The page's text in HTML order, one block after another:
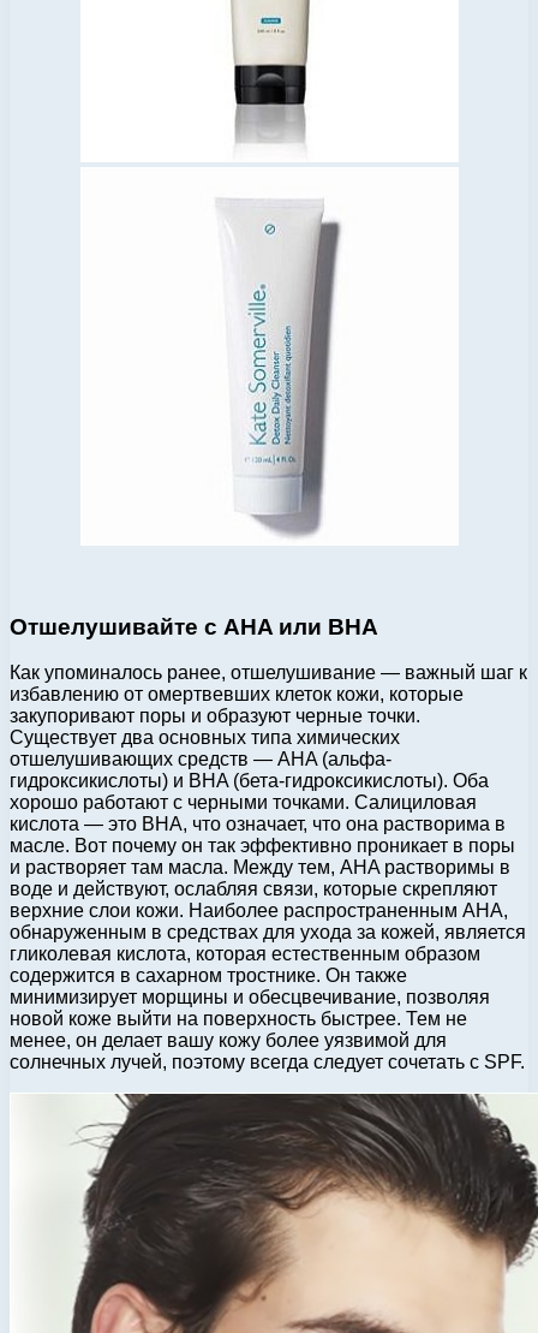
Отшелушивайте с AHA или BHA
Как упоминалось ранее, отшелушивание — важный шаг к
избавлению от омертвевших клеток кожи, которые
закупоривают поры и образуют черные точки.
Существует два основных типа химических
отшелушивающих средств — AHA (альфа-
гидроксикислоты) и BHA (бета-гидроксикислоты). Оба
хорошо работают с черными точками. Салициловая
кислота — это BHA, что означает, что она растворима в
масле. Вот почему он так эффективно проникает в поры
и растворяет там масла. Между тем, AHA растворимы в
воде и действуют, ослабляя связи, которые скрепляют
верхние слои кожи. Наиболее распространенным AHA,
обнаруженным в средствах для ухода за кожей, является
гликолевая кислота, которая естественным образом
содержится в сахарном тростнике. Он также
минимизирует морщины и обесцвечивание, позволяя
новой коже выйти на поверхность быстрее. Тем не
менее, он делает вашу кожу более уязвимой для
солнечных лучей, поэтому всегда следует сочетать с SPF.